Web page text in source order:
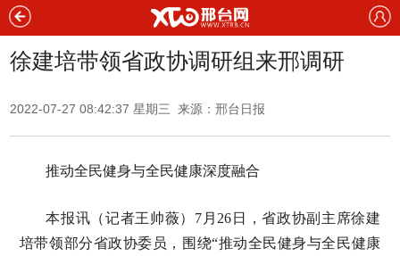
徐建培带领省政协调研组来邢调研
2022-07-27 08:42:37 星期三 来源：邢台日报
推动全民健身与全民健康深度融合
本报讯（记者王帅薇）7月26日，省政协副主席徐建
培带领部分省政协委员，围绕“推动全民健身与全民健康